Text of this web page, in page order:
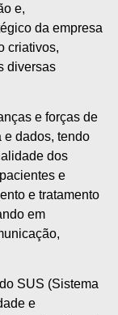
e,
da empresa
criativos,
diversas
e forças de
e dados, tendo
dos
e
e tratamento
em
SUS (Sistema
e